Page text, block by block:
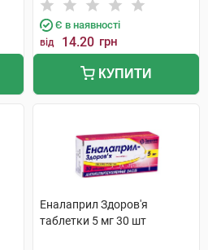
Є в наявності
від 14.20 грн
КУПИТИ
Еналаприл Здоров'я
таблетки 5 мг 30 шт